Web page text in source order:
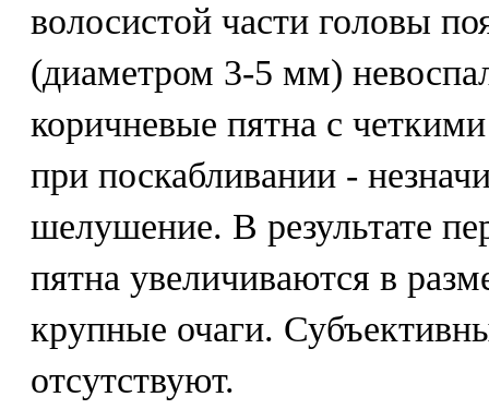
волосистой части головы
(диаметром 3-5 мм)
коричневые пятна с
при поскабливании -
шелушение. В результате
пятна увеличиваются в
крупные очаги.
отсутствуют.